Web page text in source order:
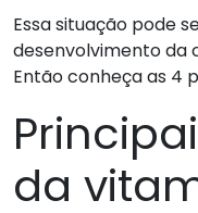
Essa situação pode
desenvolvimento da
Então conheça as 4
da